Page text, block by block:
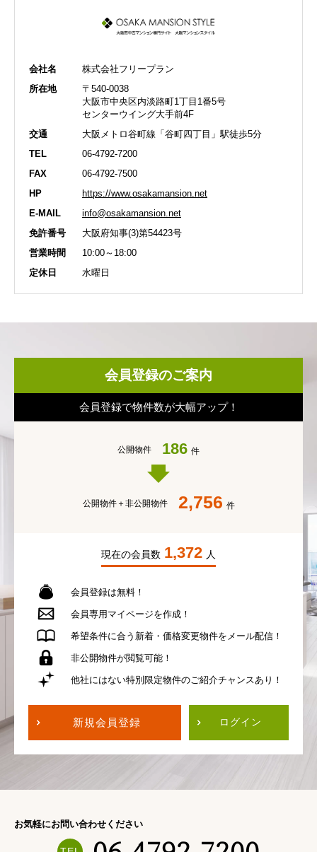
会社名
株式会社フリープラン
所在地
〒540-0038
大阪市中央区内淡路町1丁目1番5号
センターウイング大手前4F
交通
大阪メトロ谷町線「谷町四丁目」駅徒歩5分
TEL
06-4792-7200
FAX
06-4792-7500
HP
https://www.osakamansion.net
E-MAIL
info@osakamansion.net
免許番号
大阪府知事(3)第54423号
営業時間
10:00～18:00
定休日
水曜日
会員登録のご案内
会員登録で物件数が大幅アップ！
公開物件 186 件
公開物件＋非公開物件 2,756 件
現在の会員数 1,372 人
会員登録は無料！
会員専用マイページを作成！
希望条件に合う 新着・価格変更物件を メール配信！
非公開物件が閲覧可能！
他社にはない特別限定物件のご紹介チャンスあり！
新規会員登録 ログイン
お気軽にお問い合わせください